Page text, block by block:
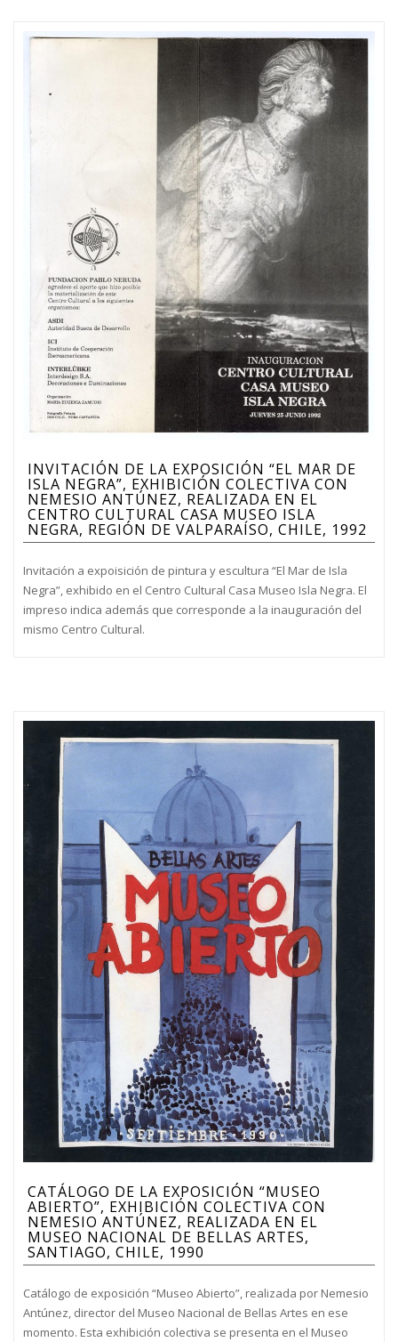
INVITACIÓN DE LA EXPOSICIÓN “EL MAR DE
ISLA NEGRA”, EXHIBICIÓN COLECTIVA CON
NEMESIO ANTÚNEZ, REALIZADA EN EL
CENTRO CULTURAL CASA MUSEO ISLA
NEGRA, REGIÓN DE VALPARAÍSO, CHILE, 1992
Invitación a expoisición de pintura y escultura “El Mar de Isla
Negra”, exhibido en el Centro Cultural Casa Museo Isla Negra. El
impreso indica además que corresponde a la inauguración del
mismo Centro Cultural.
CATÁLOGO DE LA EXPOSICIÓN “MUSEO
ABIERTO”, EXHIBICIÓN COLECTIVA CON
NEMESIO ANTÚNEZ, REALIZADA EN EL
MUSEO NACIONAL DE BELLAS ARTES,
SANTIAGO, CHILE, 1990
Catálogo de exposición “Museo Abierto”, realizada por Nemesio
Antúnez, director del Museo Nacional de Bellas Artes en ese
momento. Esta exhibición colectiva se presenta en el Museo